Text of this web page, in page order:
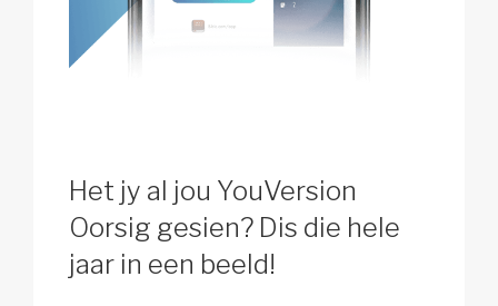
Het jy al jou YouVersion
Oorsig gesien? Dis die hele
jaar in een beeld!